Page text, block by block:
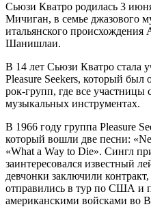
Сьюзи Кватро родилась 3
Мичиган, в семье джазового
итальянского
Шанишлаи.
В 14 лет Сьюзи Кватро стала
Pleasure Seekers, который
рок-групп, где все участницы
музыкальных инструментах.
В 1966 году группа Pleasure
который вошли две песни:
«What a Way to Die». Сингл
заинтересовался известный
девчонки заключили
отправились в тур по США и
американскими войсками во